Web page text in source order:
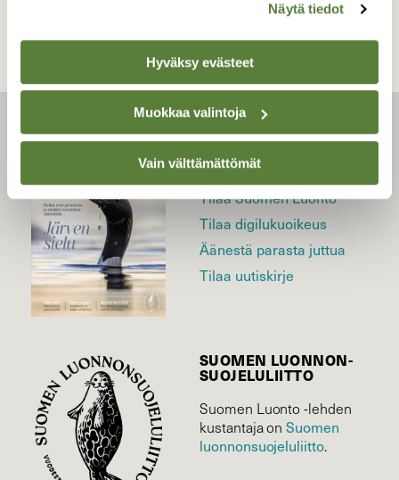
Näytä tiedot
Hyväksy evästeet
Muokkaa valintoja
Vain välttämättömät
LEHTI
Uusin lehti
Tilaa Suomen Luonto
Tilaa digilukuoikeus
Äänestä parasta juttua
Tilaa uutiskirje
SUOMEN LUONNON­
SUOJELU­LIITTO
Suomen Luonto -lehden
kustantaja onSuomen
luonnonsuojelu­liitto.